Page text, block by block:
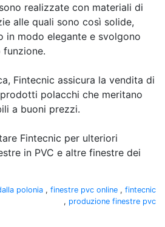
realizzate con materiali di
alle quali sono così solide,
in modo elegante e svolgono
Fintecnic assicura la vendita di
polacchi che meritano
a buoni prezzi.
Fintecnic per ulteriori
in PVC e altre finestre dei
polonia , finestre pvc online , fintecnic
, produzione finestre pvc